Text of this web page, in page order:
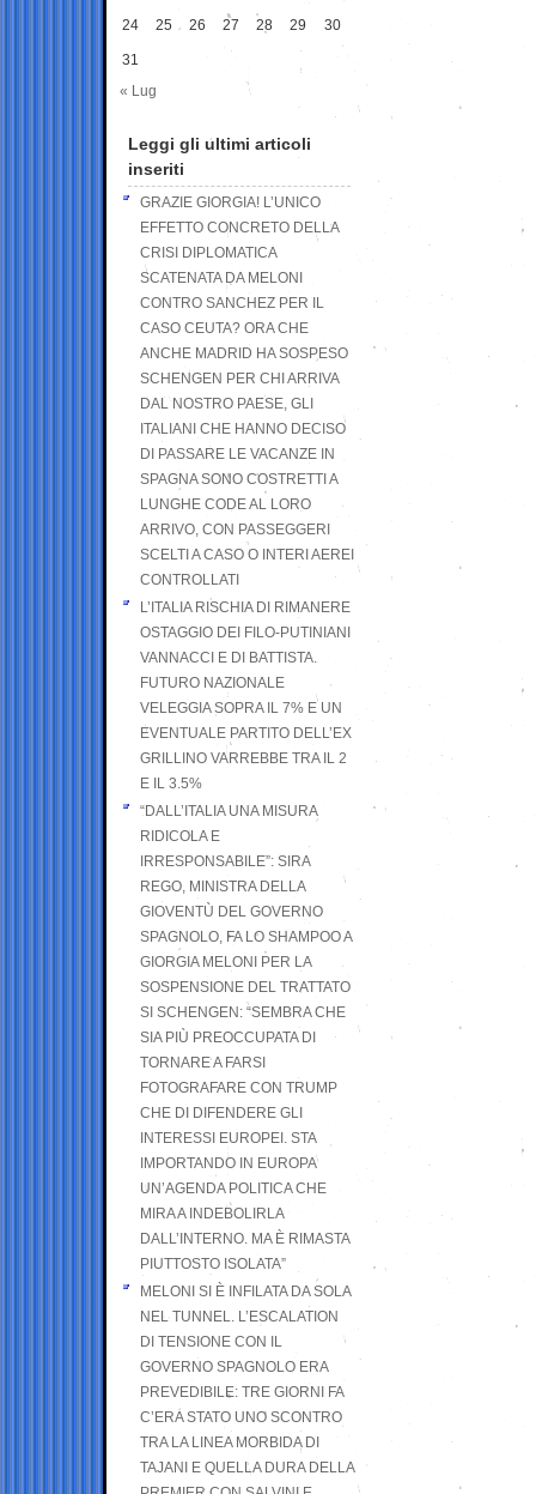
24 25 26 27 28 29 30
31
« Lug
Leggi gli ultimi articoli
inseriti
GRAZIE GIORGIA! L’UNICO
EFFETTO CONCRETO DELLA
CRISI DIPLOMATICA
SCATENATA DA MELONI
CONTRO SANCHEZ PER IL
CASO CEUTA? ORA CHE
ANCHE MADRID HA SOSPESO
SCHENGEN PER CHI ARRIVA
DAL NOSTRO PAESE, GLI
ITALIANI CHE HANNO DECISO
DI PASSARE LE VACANZE IN
SPAGNA SONO COSTRETTI A
LUNGHE CODE AL LORO
ARRIVO, CON PASSEGGERI
SCELTI A CASO O INTERI AEREI
CONTROLLATI
L’ITALIA RISCHIA DI RIMANERE
OSTAGGIO DEI FILO-PUTINIANI
VANNACCI E DI BATTISTA.
FUTURO NAZIONALE
VELEGGIA SOPRA IL 7% E UN
EVENTUALE PARTITO DELL’EX
GRILLINO VARREBBE TRA IL 2
E IL 3.5%
“DALL’ITALIA UNA MISURA
RIDICOLA E
IRRESPONSABILE”: SIRA
REGO, MINISTRA DELLA
GIOVENTÙ DEL GOVERNO
SPAGNOLO, FA LO SHAMPOO A
GIORGIA MELONI PER LA
SOSPENSIONE DEL TRATTATO
SI SCHENGEN: “SEMBRA CHE
SIA PIÙ PREOCCUPATA DI
TORNARE A FARSI
FOTOGRAFARE CON TRUMP
CHE DI DIFENDERE GLI
INTERESSI EUROPEI. STA
IMPORTANDO IN EUROPA
UN’AGENDA POLITICA CHE
MIRA A INDEBOLIRLA
DALL’INTERNO. MA È RIMASTA
PIUTTOSTO ISOLATA”
MELONI SI È INFILATA DA SOLA
NEL TUNNEL. L’ESCALATION
DI TENSIONE CON IL
GOVERNO SPAGNOLO ERA
PREVEDIBILE: TRE GIORNI FA
C’ERA STATO UNO SCONTRO
TRA LA LINEA MORBIDA DI
TAJANI E QUELLA DURA DELLA